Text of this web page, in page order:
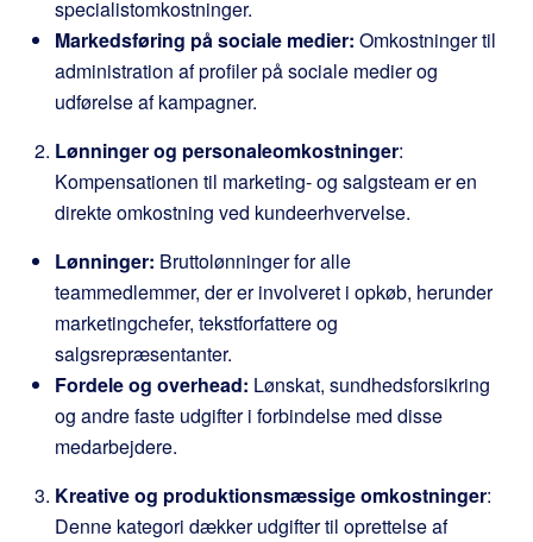
specialistomkostninger.
Markedsføring på sociale medier: Omkostninger til
administration af profiler på sociale medier og
udførelse af kampagner.
Lønninger og personaleomkostninger:
Kompensationen til marketing- og salgsteam er en
direkte omkostning ved kundeerhvervelse.
Lønninger: Bruttolønninger for alle
teammedlemmer, der er involveret i opkøb, herunder
marketingchefer, tekstforfattere og
salgsrepræsentanter.
Fordele og overhead: Lønskat, sundhedsforsikring
og andre faste udgifter i forbindelse med disse
medarbejdere.
Kreative og produktionsmæssige omkostninger:
Denne kategori dækker udgifter til oprettelse af